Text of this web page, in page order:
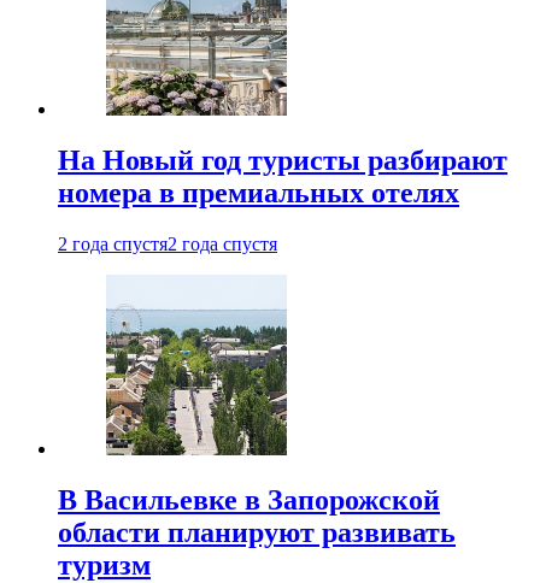
На Новый год туристы разбирают
номера в премиальных отелях
2 года спустя2 года спустя
В Васильевке в Запорожской
области планируют развивать
туризм